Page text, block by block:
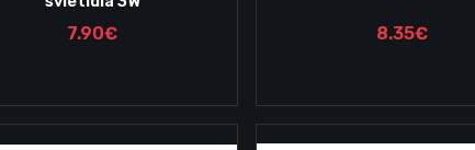
7.90€ 8.35€